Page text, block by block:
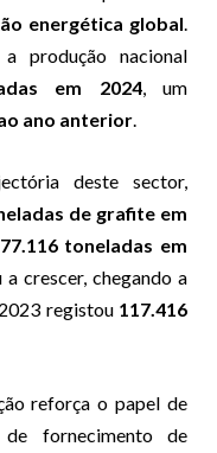
energética global.
produção nacional
em 2024, um
ano anterior.
deste sector,
de grafite em
77.116 toneladas em
crescer, chegando a
registou 117.416
reforça o papel de
fornecimento de